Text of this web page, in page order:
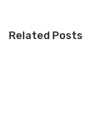
Related Posts